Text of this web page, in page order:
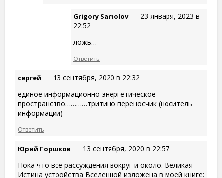
Grigory Samolov
23 января, 2023 в
22:52
ложь…
Ответить
сергей
13 сентября, 2020 в 22:32
единое информационно-энергетическое
пространство…………тритино переносчик (носитель
информации)
Ответить
Юрий Горшков
13 сентября, 2020 в 22:57
Пока что все рассуждения вокруг и около. Великая
Истина устройства Вселенной изложена в моей книге: